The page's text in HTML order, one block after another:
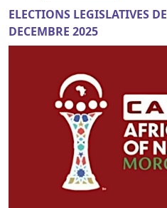
ELECTIONS LEGISLATIVES
DECEMBRE 2025